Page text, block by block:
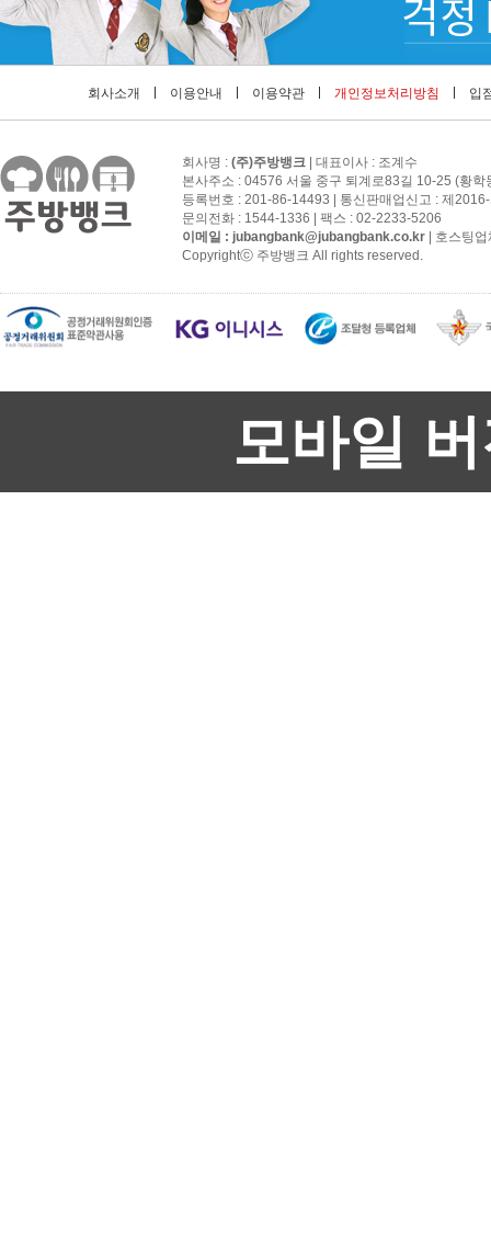
회사소개 이용안내 이용약관 개인정보처리방침 입
회사명 : (주)주방뱅크 | 대표이사 : 조계수
본사주소 : 04576 서울 중구 퇴계로83길 10-25 (황학
등록번호 : 201-86-14493 | 통신판매업신고 : 제
문의전화 : 1544-1336 | 팩스 : 02-2233-5206
이메일 : jubangbank@jubangbank.co.kr | 호스팅
Copyrightⓒ 주방뱅크 All rights reserved.
모바일